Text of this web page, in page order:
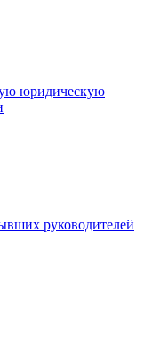
юридическую
руководителей